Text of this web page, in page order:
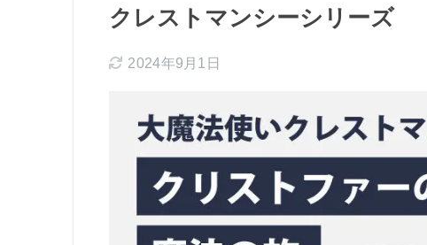
クレストマンシーシリーズ
2024年9月1日